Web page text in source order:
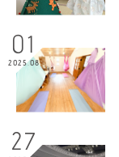
01
2025.08
27